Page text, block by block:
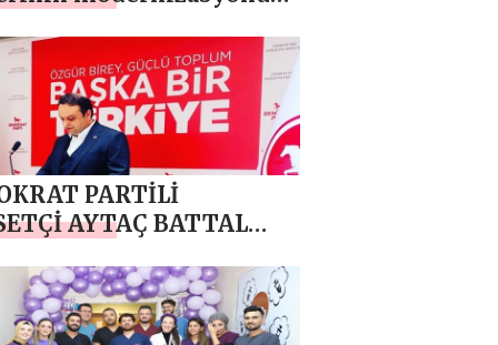
programın
başlattı
PARTİLİ
AYTAÇ BATTAL